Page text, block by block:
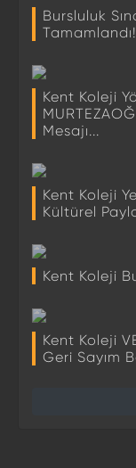
Bursluluk
Tamamlandı!
Kent Koleji
Mesajı...
Kent Koleji
Kültürel
Kent Koleji
Kent Koleji
Geri Sayım